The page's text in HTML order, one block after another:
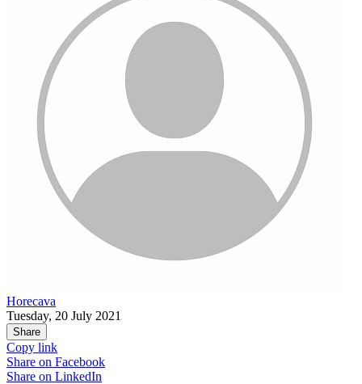
Horecava
Tuesday, 20 July 2021
Share
Copy link
Share on Facebook
Share on LinkedIn